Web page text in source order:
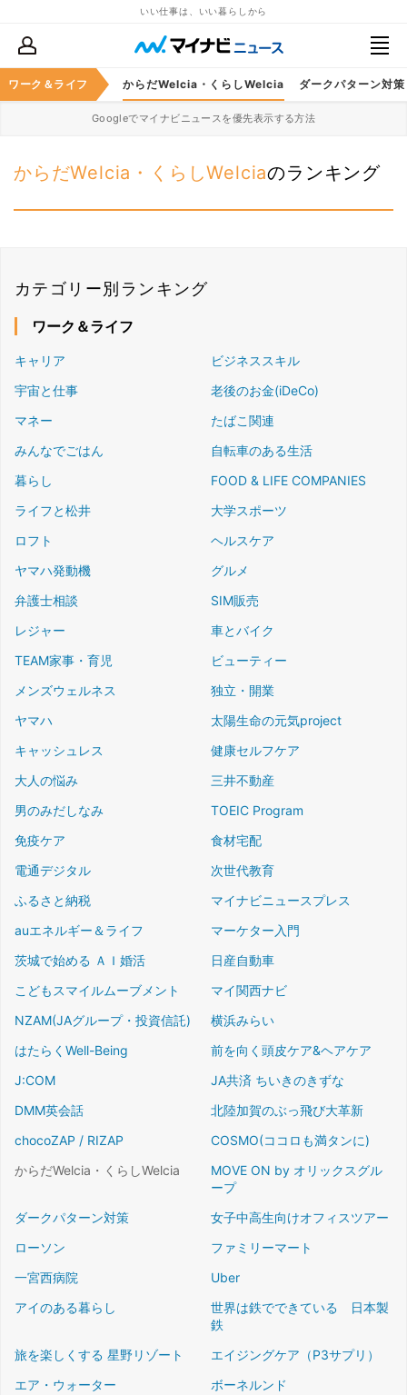
いい仕事は、いい暮らしから
ワーク＆ライフ
ココロも満タンに) からだWelcia・くらしWelcia ダークパターン対策
Googleでマイナビニュースを優先表示する方法
からだWelcia・くらしWelciaのランキング
カテゴリー別ランキング
ワーク＆ライフ
キャリア
ビジネススキル
宇宙と仕事
老後のお金(iDeCo)
マネー
たばこ関連
みんなでごはん
自転車のある生活
暮らし
FOOD & LIFE COMPANIES
ライフと松井
大学スポーツ
ロフト
ヘルスケア
ヤマハ発動機
グルメ
弁護士相談
SIM販売
レジャー
車とバイク
TEAM家事・育児
ビューティー
メンズウェルネス
独立・開業
ヤマハ
太陽生命の元気project
キャッシュレス
健康セルフケア
大人の悩み
三井不動産
男のみだしなみ
TOEIC Program
免疫ケア
食材宅配
電通デジタル
次世代教育
ふるさと納税
マイナビニュースプレス
auエネルギー＆ライフ
マーケター入門
茨城で始める ＡＩ婚活
日産自動車
こどもスマイルムーブメント
マイ関西ナビ
NZAM(JAグループ・投資信託)
横浜みらい
はたらくWell-Being
前を向く頭皮ケア&ヘアケア
J:COM
JA共済 ちいきのきずな
DMM英会話
北陸加賀のぶっ飛び大革新
chocoZAP / RIZAP
COSMO(ココロも満タンに)
からだWelcia・くらしWelcia
MOVE ON by オリックスグル
ープ
ダークパターン対策
女子中高生向けオフィスツアー
ローソン
ファミリーマート
一宮西病院
Uber
アイのある暮らし
世界は鉄でできている 日本製
鉄
旅を楽しくする 星野リゾート
エイジングケア（P3サプリ）
エア・ウォーター
ボーネルンド